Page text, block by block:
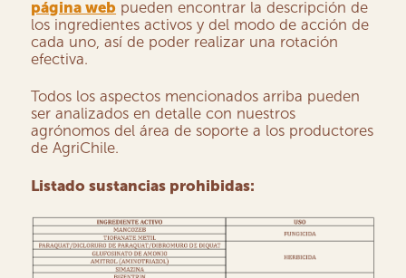
página web pueden encontrar la descripción de
los ingredientes activos y del modo de acción de
cada uno, así de poder realizar una rotación
efectiva.
Todos los aspectos mencionados arriba pueden
ser analizados en detalle con nuestros
agrónomos del área de soporte a los productores
de AgriChile.
Listado sustancias prohibidas: